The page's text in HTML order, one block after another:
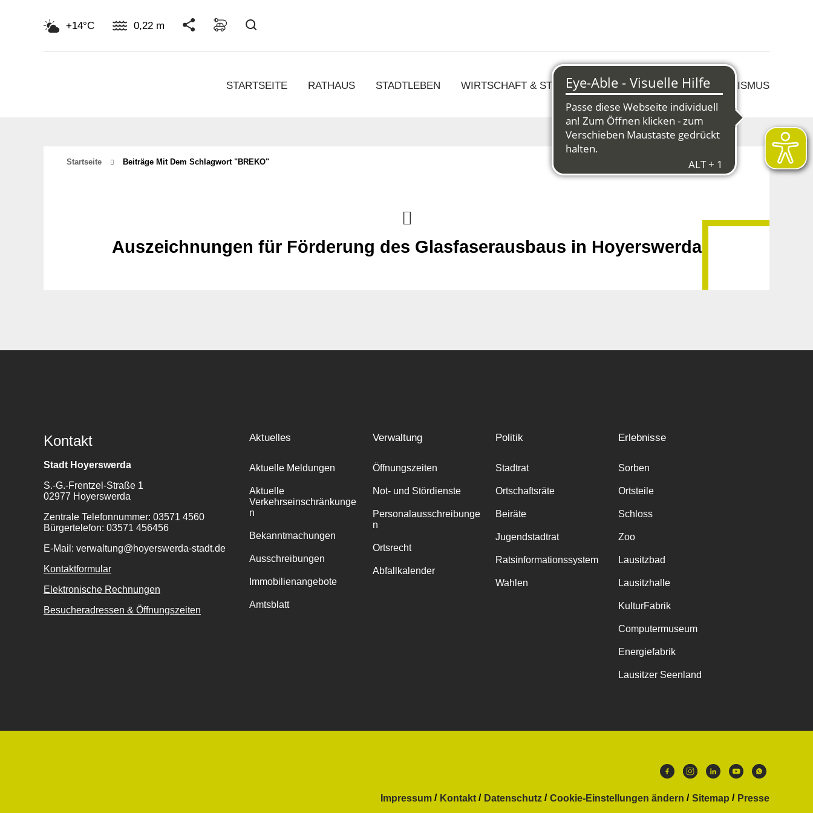
+14°C 0,22 m
STARTSEITE RATHAUS STADTLEBEN WIRTSCHAFT & STRUKTURWANDEL KULTUR & TOURISMUS
Startseite Beiträge Mit Dem Schlagwort "BREKO"
Auszeichnungen für Förderung des Glasfaserausbaus in Hoyerswerda
Kontakt
Stadt Hoyerswerda
S.-G.-Frentzel-Straße 1
02977 Hoyerswerda
Zentrale Telefonnummer: 03571 4560
Bürgertelefon: 03571 456456
E-Mail: verwaltung@hoyerswerda-stadt.de
Kontaktformular
Elektronische Rechnungen
Besucheradressen & Öffnungszeiten
Aktuelles
Aktuelle Meldungen
Aktuelle
Verkehrseinschränkunge
n
Bekanntmachungen
Ausschreibungen
Immobilienangebote
Amtsblatt
Verwaltung
Öffnungszeiten
Not- und Stördienste
Personalausschreibunge
n
Ortsrecht
Abfallkalender
Politik
Stadtrat
Ortschaftsräte
Beiräte
Jugendstadtrat
Ratsinformationssystem
Wahlen
Erlebnisse
Sorben
Ortsteile
Schloss
Zoo
Lausitzbad
Lausitzhalle
KulturFabrik
Computermuseum
Energiefabrik
Lausitzer Seenland
Impressum Kontakt Datenschutz Cookie-Einstellungen ändern Sitemap
Presse